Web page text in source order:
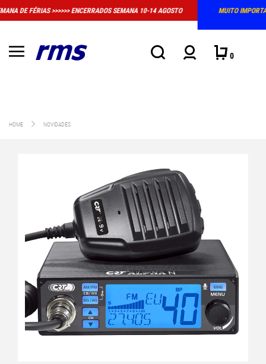
MUITO IMPORTANTE: A LOJA FÍSICA EM MASSAMÁ DEIXOU DE TER HORÁRIO
CONVENCIONAL DE ATENDIMENTO
0
HOME NOVIDADES